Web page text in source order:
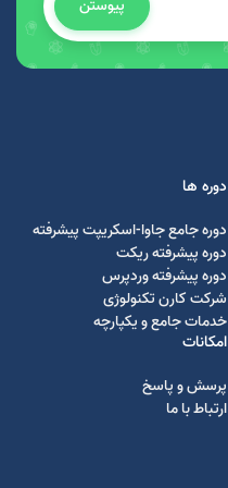
پیوستن
دوره ها
دوره جامع جاوا-اسکریپت پیشرفته
دوره پیشرفته ریکت
دوره پیشرفته وردپرس
شرکت کارن تکنولوژی
خدمات جامع و یکپارچه
امکانات
پرسش و پاسخ
ارتباط با ما